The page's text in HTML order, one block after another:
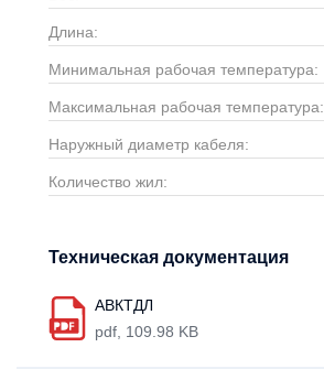
Длина:
Минимальная рабочая температура:
Максимальная рабочая температура:
Наружный диаметр кабеля:
Количество жил:
Техническая документация
АВКТДЛ
pdf, 109.98 KB